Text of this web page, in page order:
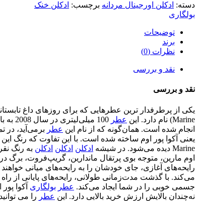
دسته: ادکلن اورجینال مردانه برچسب: ادکلن خنک
بولگاری
توضیحات
برند
نظرات (0)
نقد و بررسی
نقد و بررسی
یکی از پرطرفدار ترین عطرهایی که برای روزهای داغ
Marine) نام دارد. این
عطر
انجام شده است. همان‌گونه که از نام این عطر برمی‌آید،
یعنی آکوا پور اوم ساخته شده است. با این تفاوت که رنگ
Marine دیده می‌شود. در شیشه
ادکلن ادکلن ادکلن به رنگ
اوم مارین، متوجه بوی پرتقال ماندارین، گریپ‌فروت،
رایحه‌های آغازی، جای خودشان را به رایحه‌های میانی
می‌کند. با گذشت مدت‌زمانی طولانی، رایحه‌های پایانی از
جسمی خوبی را در شما ایجاد می‌کند. عطر بولگاری آکوا پور اوم
نه‌چندان بالایش ارزش خرید بالایی دارد. این عطر را می